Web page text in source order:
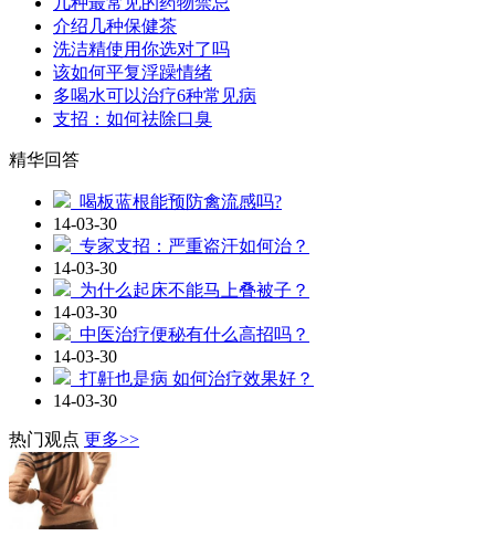
介绍几种保健茶
洗洁精使用你选对了吗
该如何平复浮躁情绪
多喝水可以治疗6种常见病
支招：如何祛除口臭
精华回答
喝板蓝根能预防禽流感吗?
14-03-30
专家支招：严重盗汗如何治？
14-03-30
为什么起床不能马上叠被子？
14-03-30
中医治疗便秘有什么高招吗？
14-03-30
打鼾也是病 如何治疗效果好？
14-03-30
热门观点 更多>>